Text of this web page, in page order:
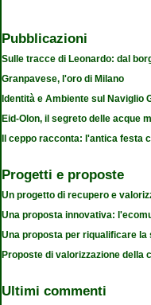
Pubblicazioni
Sulle tracce di Leonardo: dal
Granpavese, l'oro di Milano
Identità e Ambiente sul Naviglio
Eid-Olon, il segreto delle acque
Il ceppo racconta: l'antica festa
Progetti e proposte
Un progetto di recupero e
Una proposta innovativa:
Una proposta per riqualificare la
Proposte di valorizzazione della
Ultimi commenti